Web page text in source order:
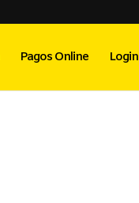
Pagos Online Login